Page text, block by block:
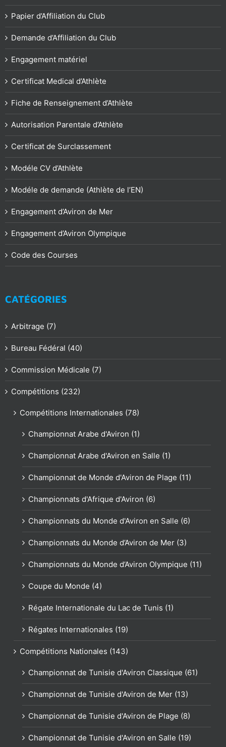
Papier d’Affiliation du Club
Demande d’Affiliation du Club
Engagement matériel
Certificat Medical d’Athlète
Fiche de Renseignement d’Athlète
Autorisation Parentale d’Athlète
Certificat de Surclassement
Modéle CV d’Athlète
Modéle de demande (Athlète de l’EN)
Engagement d’Aviron de Mer
Engagement d’Aviron Olympique
Code des Courses
CATÉGORIES
Arbitrage (7)
Bureau Fédéral (40)
Commission Médicale (7)
Compétitions (232)
Compétitions Internationales (78)
Championnat Arabe d'Aviron (1)
Championnat Arabe d'Aviron en Salle (1)
Championnat de Monde d'Aviron de Plage (11)
Championnats d'Afrique d'Aviron (6)
Championnats du Monde d'Aviron en Salle (6)
Championnats du Monde d’Aviron de Mer (3)
Championnats du Monde d’Aviron Olympique (11)
Coupe du Monde (4)
Régate Internationale du Lac de Tunis (1)
Régates Internationales (19)
Compétitions Nationales (143)
Championnat de Tunisie d'Aviron Classique (61)
Championnat de Tunisie d'Aviron de Mer (13)
Championnat de Tunisie d'Aviron de Plage (8)
Championnat de Tunisie d'Aviron en Salle (19)